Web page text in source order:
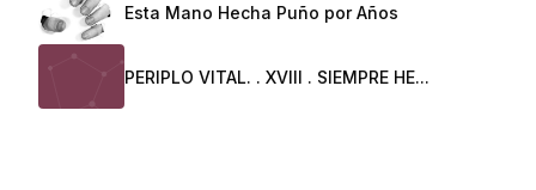
Esta Mano Hecha Puño por Años
PERIPLO VITAL. . XVIII . SIEMPRE HE...